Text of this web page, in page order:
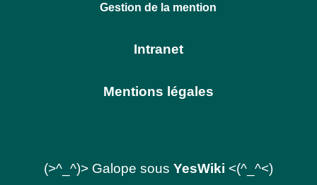
Gestion de la mention
Intranet
Mentions légales
(>^_^)> Galope sous YesWiki <(^_^<)